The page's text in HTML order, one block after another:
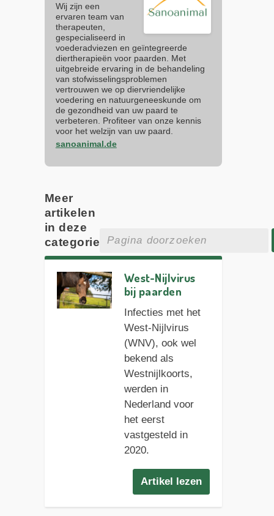
Wij zijn een
ervaren team van
therapeuten,
gespecialiseerd in
voederadviezen en geïntegreerde
diertherapieën voor paarden. Met
uitgebreide ervaring in de behandeling
van stofwisselingsproblemen
vertrouwen we op diervriendelijke
voedering en natuurgeneeskunde om
de gezondheid van uw paard te
verbeteren. Profiteer van onze kennis
voor het welzijn van uw paard.
sanoanimal.de
Meer
artikelen
in deze
categorie
West-Nijlvirus
bij paarden
Infecties met het
West-Nijlvirus
(WNV), ook wel
bekend als
Westnijlkoorts,
werden in
Nederland voor
het eerst
vastgesteld in
2020.
Artikel lezen